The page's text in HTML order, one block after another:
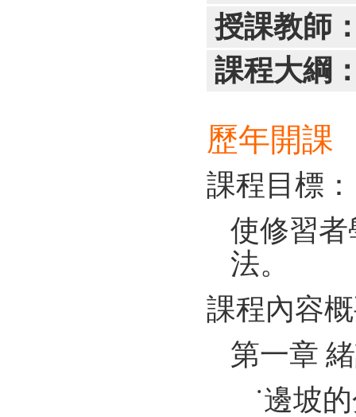
授課教師
課程大綱
歷年開課
課程目標：
使修習
法。
課程內容
第一章
˙邊坡